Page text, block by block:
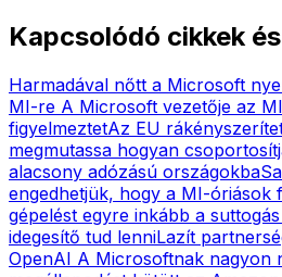
Kapcsolódó cikkek
Harmadával nőtt a Microsoft
MI-re A Microsoft vezetője az
figyelmeztetAz EU
megmutassa hogyan
alacsony adózású országokba
engedhetjük, hogy a MI-óriások
gépelést egyre inkább a
idegesítő tud lenniLazít
OpenAI A Microsoftnak nagyon